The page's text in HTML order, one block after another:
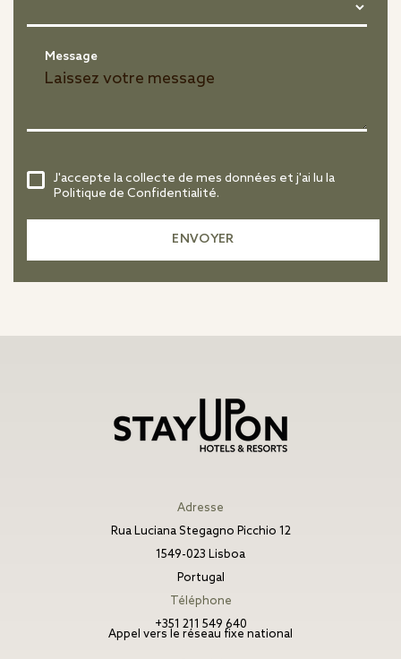
Message
J'accepte la collecte de mes données et j'ai lu la
Politique de Confidentialité.
Adresse
Rua Luciana Stegagno Picchio 12
1549-023 Lisboa
Portugal
Téléphone
+351 211 549 640
Appel vers le réseau fixe national